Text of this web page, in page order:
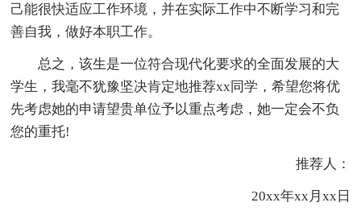
己能很快适应工作环境，并在实际工作中不断学习和完
善自我，做好本职工作。
总之，该生是一位符合现代化要求的全面发展的大
学生，我毫不犹豫坚决肯定地推荐xx同学，希望您将优
先考虑她的申请望贵单位予以重点考虑，她一定会不负
您的重托!
推荐人：
20xx年xx月xx日